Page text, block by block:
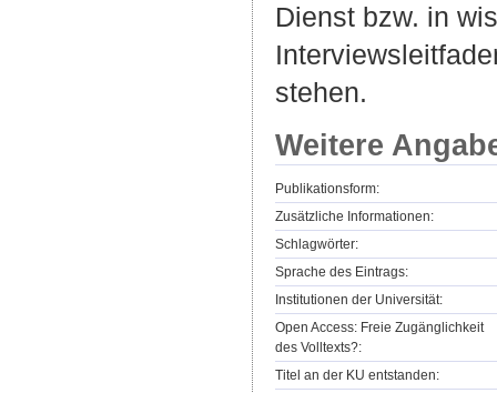
Dienst bzw. in
stehen.
Weitere
Publikationsform:
Zusätzliche Informationen:
Schlagwörter:
Sprache des Eintrags:
Institutionen der Universität:
Open Access: Freie Zugänglichkeit
des Volltexts?:
Titel an der KU entstanden: